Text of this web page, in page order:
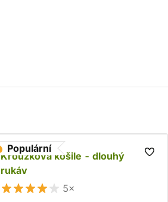
Populární
Kroužková košile - dlouhý
rukáv
5×